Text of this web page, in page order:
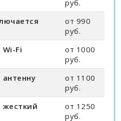
руб.
от 990
руб.
Fi
от 1000
руб.
от 1100
руб.
жесткий
от 1250
руб.